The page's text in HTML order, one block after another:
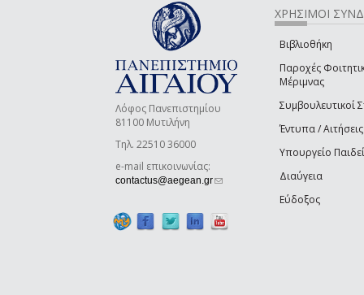
Λόφος Πανεπιστημίου
81100 Μυτιλήνη
Τηλ. 22510 36000
e-mail επικοινωνίας:
contactus@aegean.gr(link sends e-mail)
ΧΡΗΣΙΜΟΙ
Βιβλιοθήκη
Παροχές
Μέριμνας
Συμβουλευτικοί
Έντυπα / Αιτήσεις
Υπουργείο
Διαύγεια
Εύδοξος